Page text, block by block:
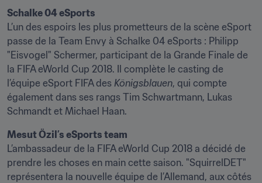
Schalke 04 eSports
L’un des espoirs les plus prometteurs de la scène eSport
passe de la Team Envy à Schalke 04 eSports : Philipp
"Eisvogel" Schermer, participant de la Grande Finale de
la FIFA eWorld Cup 2018. Il complète le casting de
l’équipe eSport FIFA des Königsblauen, qui compte
également dans ses rangs Tim Schwartmann, Lukas
Schmandt et Michael Haan.
Mesut Özil’s eSports team
L’ambassadeur de la FIFA eWorld Cup 2018 a décidé de
prendre les choses en main cette saison. "SquirrelDET"
représentera la nouvelle équipe de l’Allemand, aux côtés